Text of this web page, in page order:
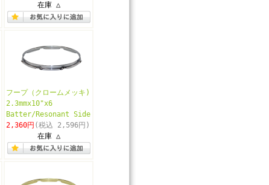
在庫 △
フープ（クロームメッキ)
2.3mmx10"x6
Batter/Resonant Side
2,360円 (税込 2,596円)
在庫 △